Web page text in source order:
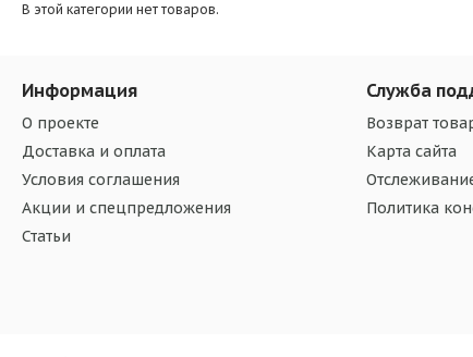
В этой категории нет товаров.
Информация
О проекте
Доставка и оплата
Условия соглашения
Акции и спецпредложения
Статьи
Служба
Возврат
Карта сайта
Политика